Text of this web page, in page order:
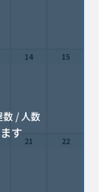
/ 人数
す
14 15
21 22